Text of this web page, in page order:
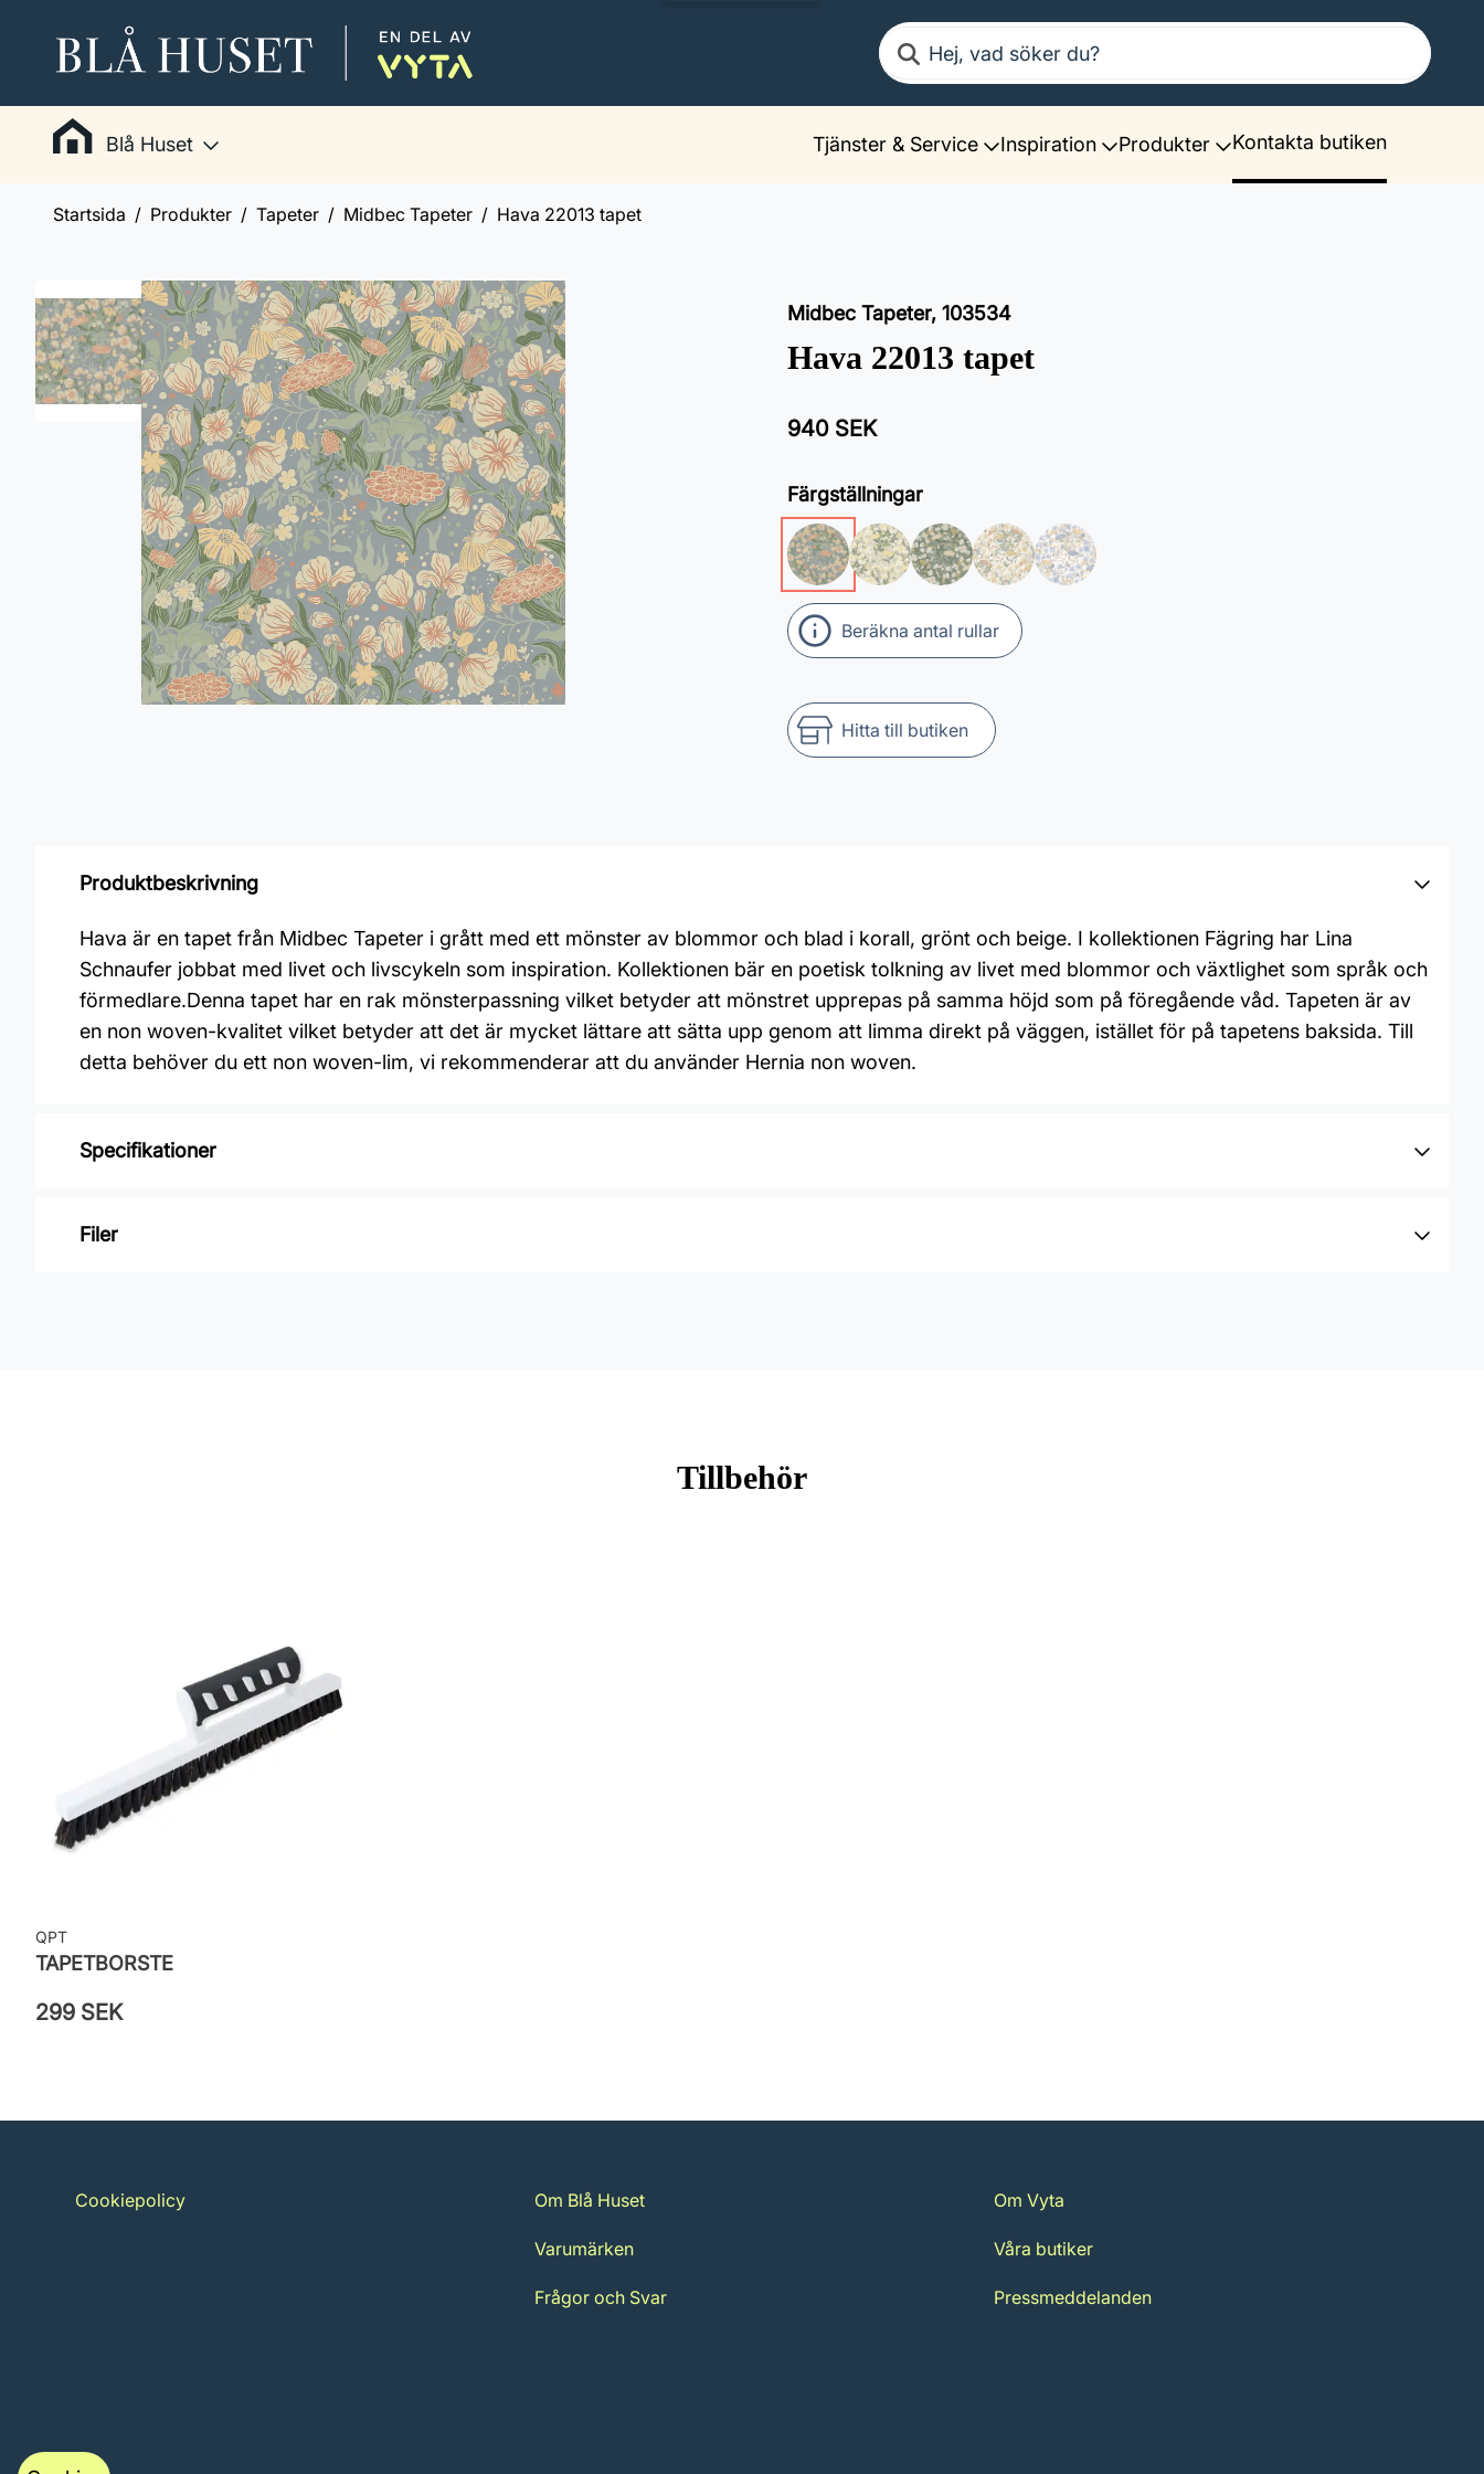
Sök
Blå Huset Tjänster & Service Inspiration Produkter Kontakta butiken
Startsida Produkter Tapeter Midbec Tapeter Hava 22013 tapet
Midbec Tapeter, 103534
Hava 22013 tapet
940 SEK
Färgställningar
Beräkna antal rullar
Hitta till butiken
Produktbeskrivning
Hava är en tapet från Midbec Tapeter i grått med ett mönster av blommor och blad i korall, grönt och beige. I kollektionen Fägring har Lina
Schnaufer jobbat med livet och livscykeln som inspiration. Kollektionen bär en poetisk tolkning av livet med blommor och växtlighet som språk och
förmedlare.Denna tapet har en rak mönsterpassning vilket betyder att mönstret upprepas på samma höjd som på föregående våd. Tapeten är av
en non woven-kvalitet vilket betyder att det är mycket lättare att sätta upp genom att limma direkt på väggen, istället för på tapetens baksida. Till
detta behöver du ett non woven-lim, vi rekommenderar att du använder Hernia non woven.
Specifikationer
Varumärke: Midbec Tapeter
Leverantörens artikelnummer: 22013
Filer
Tillbehör
QPT
TAPETBORSTE
299 SEK
Cookiepolicy Om Blå Huset
Varumärken
Frågor och Svar
Om Vyta
Våra butiker
Pressmeddelanden